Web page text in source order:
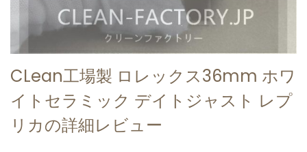
CLean工場製 ロレックス36mm ホワ
イトセラミック デイトジャスト レプ
リカの詳細レビュー